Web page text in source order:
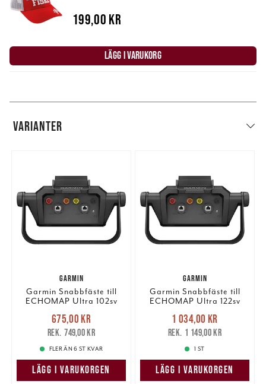
199,00 kr
LÄGG I VARUKORG
VARIANTER
GARMIN
Garmin Snabbfäste till
ECHOMAP Ultra 102sv
Nuvarande pris
675,00 krTidigare pris
749,00 kr
675,00 kr
749,00 kr
FLER ÄN 6 ST KVAR
LÄGG I VARUKORGEN
GARMIN
Garmin Snabbfäste till
ECHOMAP Ultra 122sv
Nuvarande pris
1 034,00 krTidigare pris
1 149,00 kr
1 034,00 kr
1 149,00 kr
1 ST
LÄGG I VARUKORGEN